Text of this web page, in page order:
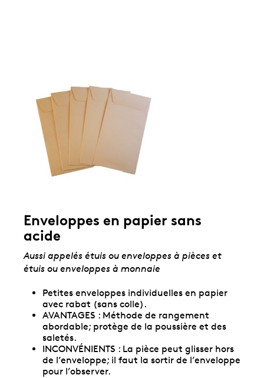
Enveloppes en papier sans
acide
Aussi appelés étuis ou enveloppes à pièces et
étuis ou enveloppes à monnaie
Petites enveloppes individuelles en papier
avec rabat (sans colle).
AVANTAGES : Méthode de rangement
abordable; protège de la poussière et des
saletés.
INCONVÉNIENTS : La pièce peut glisser hors
de l’enveloppe; il faut la sortir de l’enveloppe
pour l’observer.